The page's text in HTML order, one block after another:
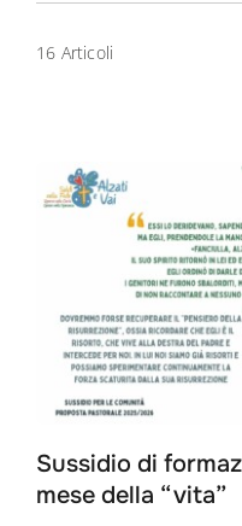
16 Articoli
Sussidio di
mese della “vita”